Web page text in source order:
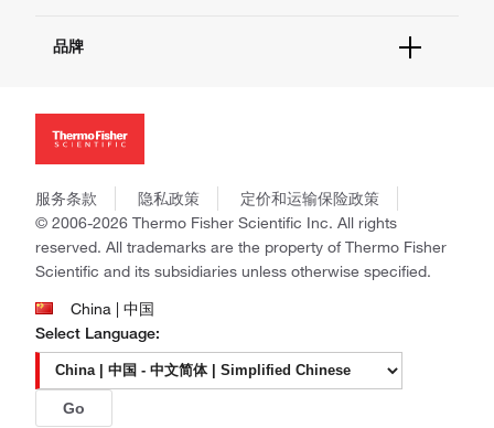
社交媒体
招聘
新闻
社会责任
商标
政策和通知
品牌
Applied Biosystems
Ion Torrent
Unity Lab Services
Patheon
服务条款 隐私政策
定价和运输保险政策
© 2006-2026 Thermo Fisher Scientific Inc. All rights
reserved. All trademarks are the property of Thermo Fisher
Scientific and its subsidiaries unless otherwise specified.
China | 中国
Select Language:
Go